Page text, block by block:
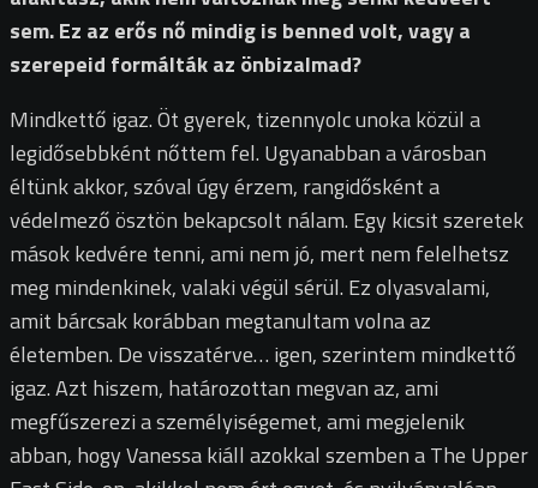
sem. Ez az erős nő mindig is benned volt, vagy a
szerepeid formálták az önbizalmad?
Mindkettő igaz. Öt gyerek, tizennyolc unoka közül a
legidősebbként nőttem fel. Ugyanabban a városban
éltünk akkor, szóval úgy érzem, rangidősként a
védelmező ösztön bekapcsolt nálam. Egy kicsit szeretek
mások kedvére tenni, ami nem jó, mert nem felelhetsz
meg mindenkinek, valaki végül sérül. Ez olyasvalami,
amit bárcsak korábban megtanultam volna az
életemben. De visszatérve… igen, szerintem mindkettő
igaz. Azt hiszem, határozottan megvan az, ami
megfűszerezi a személyiségemet, ami megjelenik
abban, hogy Vanessa kiáll azokkal szemben a The Upper